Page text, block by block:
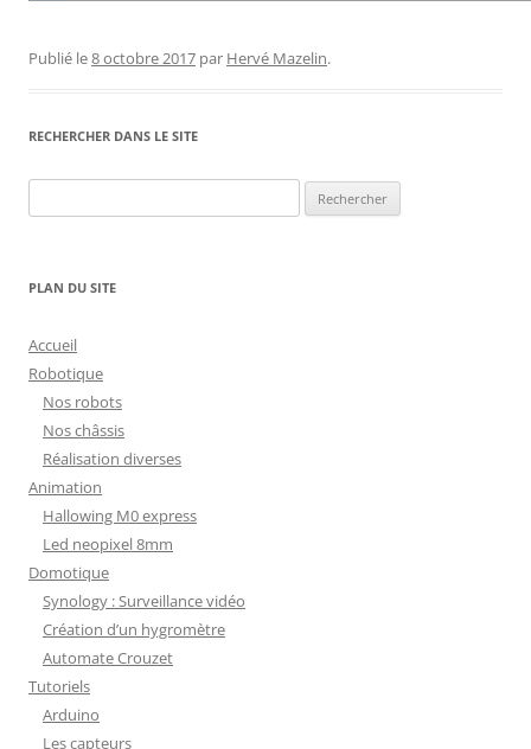
Publié le8 octobre 2017 par Hervé Mazelin.
RECHERCHER DANS LE SITE
PLAN DU SITE
Accueil
Robotique
Nos robots
Nos châssis
Réalisation diverses
Animation
Hallowing M0 express
Led neopixel 8mm
Domotique
Synology : Surveillance vidéo
Création d’un hygromètre
Automate Crouzet
Tutoriels
Arduino
Les capteurs